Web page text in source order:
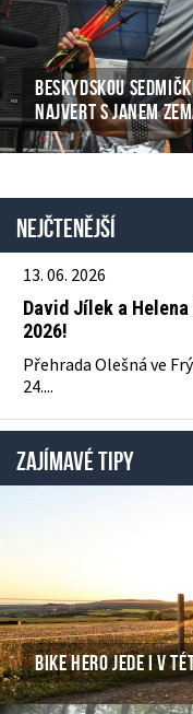
BESKYDSKOU
NAJVERT S JANEM
Nejčtenější
13. 06. 2026
David Jílek a
2026!
Přehrada Olešná ve
24....
ZAJÍMAVÉ TIPY
BIKE HERO JEDE I V